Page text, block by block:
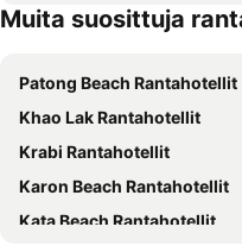
Radisson RED Phuket Patong Beach
Panwaburi Beachfront
Bora Bora Villa Phuket
Holiday Inn Resort Phuket Surin Beach By Ihg
Grand Mercure Phuket Patong
Aqua Resort Phuket - Near Beach and Chalong Pier
Muita suosittuja
Patong Beach Rantahotellit
Khao Lak Rantahotellit
Krabi Rantahotellit
Karon Beach Rantahotellit
Kata Beach Rantahotellit